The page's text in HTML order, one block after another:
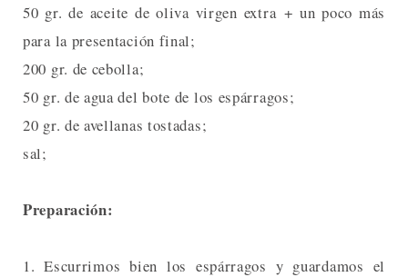
50 gr. de aceite de oliva virgen extra + un poco más
para la presentación final;
200 gr. de cebolla;
50 gr. de agua del bote de los espárragos;
20 gr. de avellanas tostadas;
sal;
Preparación:
1. Escurrimos bien los espárragos y guardamos el